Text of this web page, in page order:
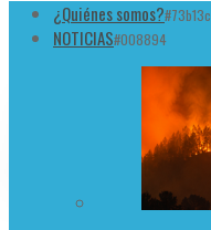
¿Quiénes somos?#73b13c
NOTICIAS#008894